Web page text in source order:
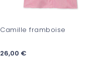
Camille framboise
26,00 €